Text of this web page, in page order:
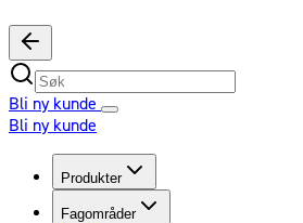
Bli ny kunde
Bli ny kunde
Produkter
Fagområder